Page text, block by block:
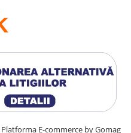
Platforma E-commerce by Gomag